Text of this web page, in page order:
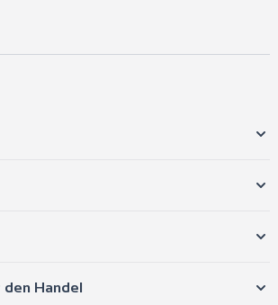
übersichtlich und mit anschaulichen
brauchst – nicht mehr und
hast du alle Mathe-Themen für eine
dir die bestmögliche Note in den
Handel